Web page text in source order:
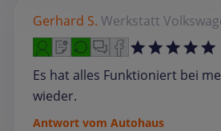
Gerhard S. Werkstatt
Es hat alles Funktioniert bei
wieder.
Antwort vom Autohaus